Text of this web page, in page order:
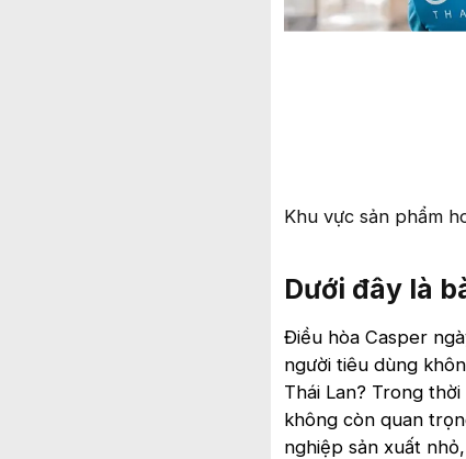
Khu vực sản phẩm
Dưới đây là
Điều hòa Casper
người tiêu dùng
Thái Lan? Trong
không còn quan
nghiệp sản xuất